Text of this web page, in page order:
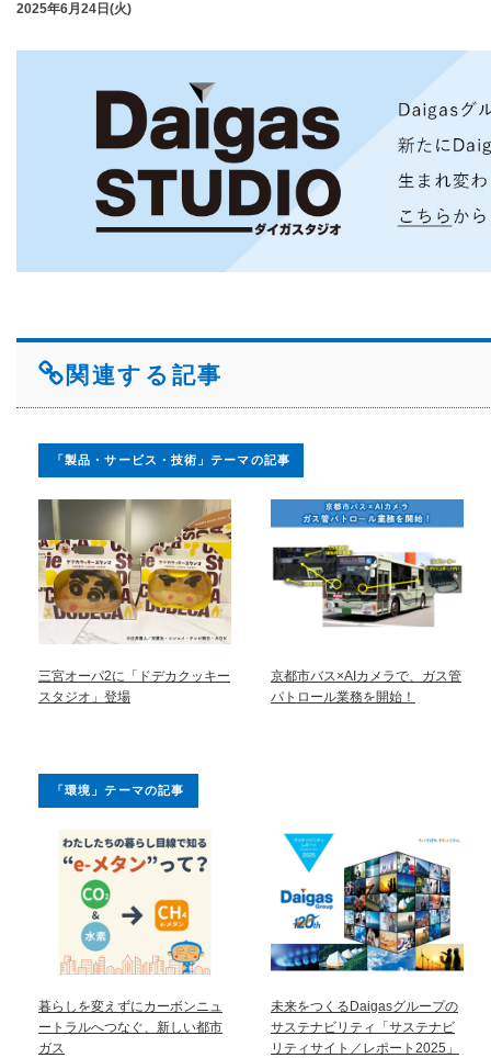
2025年6月24日(火)
関連する記事
「製品・サービス・技術」テーマの記事
三宮オーパ2に「ドデカクッキー
スタジオ」登場
京都市バス×AIカメラで、ガス管
パトロール業務を開始！
「環境」テーマの記事
暮らしを変えずにカーボンニュ
ートラルへつなぐ、新しい都市
ガス
未来をつくるDaigasグループの
サステナビリティ「サステナビ
リティサイト／レポート2025」